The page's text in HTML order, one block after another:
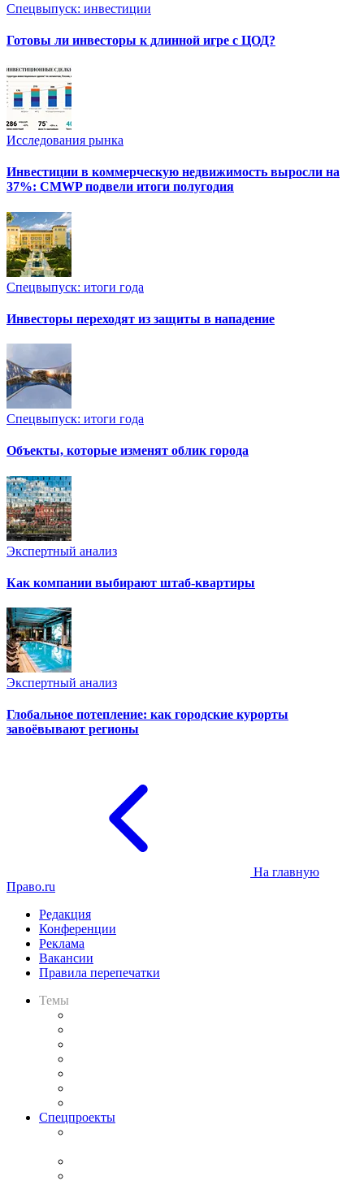
Спецвыпуск: инвестиции
Готовы ли инвесторы к длинной игре с ЦОД?
Исследования рынка
Инвестиции в коммерческую недвижимость выросли на
37%: CMWP подвели итоги полугодия
Спецвыпуск: итоги года
Инвесторы переходят из защиты в нападение
Спецвыпуск: итоги года
Объекты, которые изменят облик города
Экспертный анализ
Как компании выбирают штаб-квартиры
Экспертный анализ
Глобальное потепление: как городские курорты
завоёвывают регионы
На главную
Право.ru
Редакция
Конференции
Реклама
Вакансии
Правила перепечатки
Темы
Спецпроекты